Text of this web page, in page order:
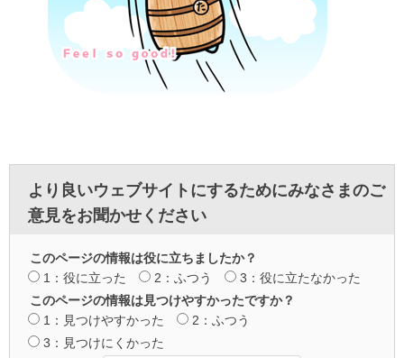
より良いウェブサイトにするためにみなさまのご
意見をお聞かせください
このページの情報は役に立ちましたか？
1：役に立った
2：ふつう
3：役に立たなかった
このページの情報は見つけやすかったですか？
1：見つけやすかった
2：ふつう
3：見つけにくかった